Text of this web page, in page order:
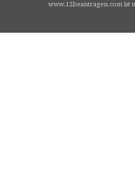
www.12beantragen.com ist